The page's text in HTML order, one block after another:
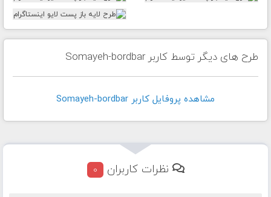
طرح های دیگر توسط کاربر Somayeh-bordbar
مشاهده پروفايل کاربر Somayeh-bordbar
نظرات کاربران 0